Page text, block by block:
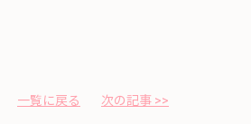
一覧に戻る 次の記事 >>